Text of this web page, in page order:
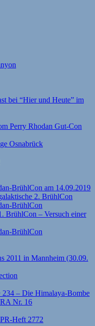
bei “Hier und Heute” im
Perry Rhodan Gut-Con
Osnabrück
BrühlCon am 14.09.2019
2. BrühlCon
BrühlCon
BrühlCon – Versuch einer
BrühlCon
2011 in Mannheim (30.09.
– Die Himalaya-Bombe
Nr. 16
Heft 2772